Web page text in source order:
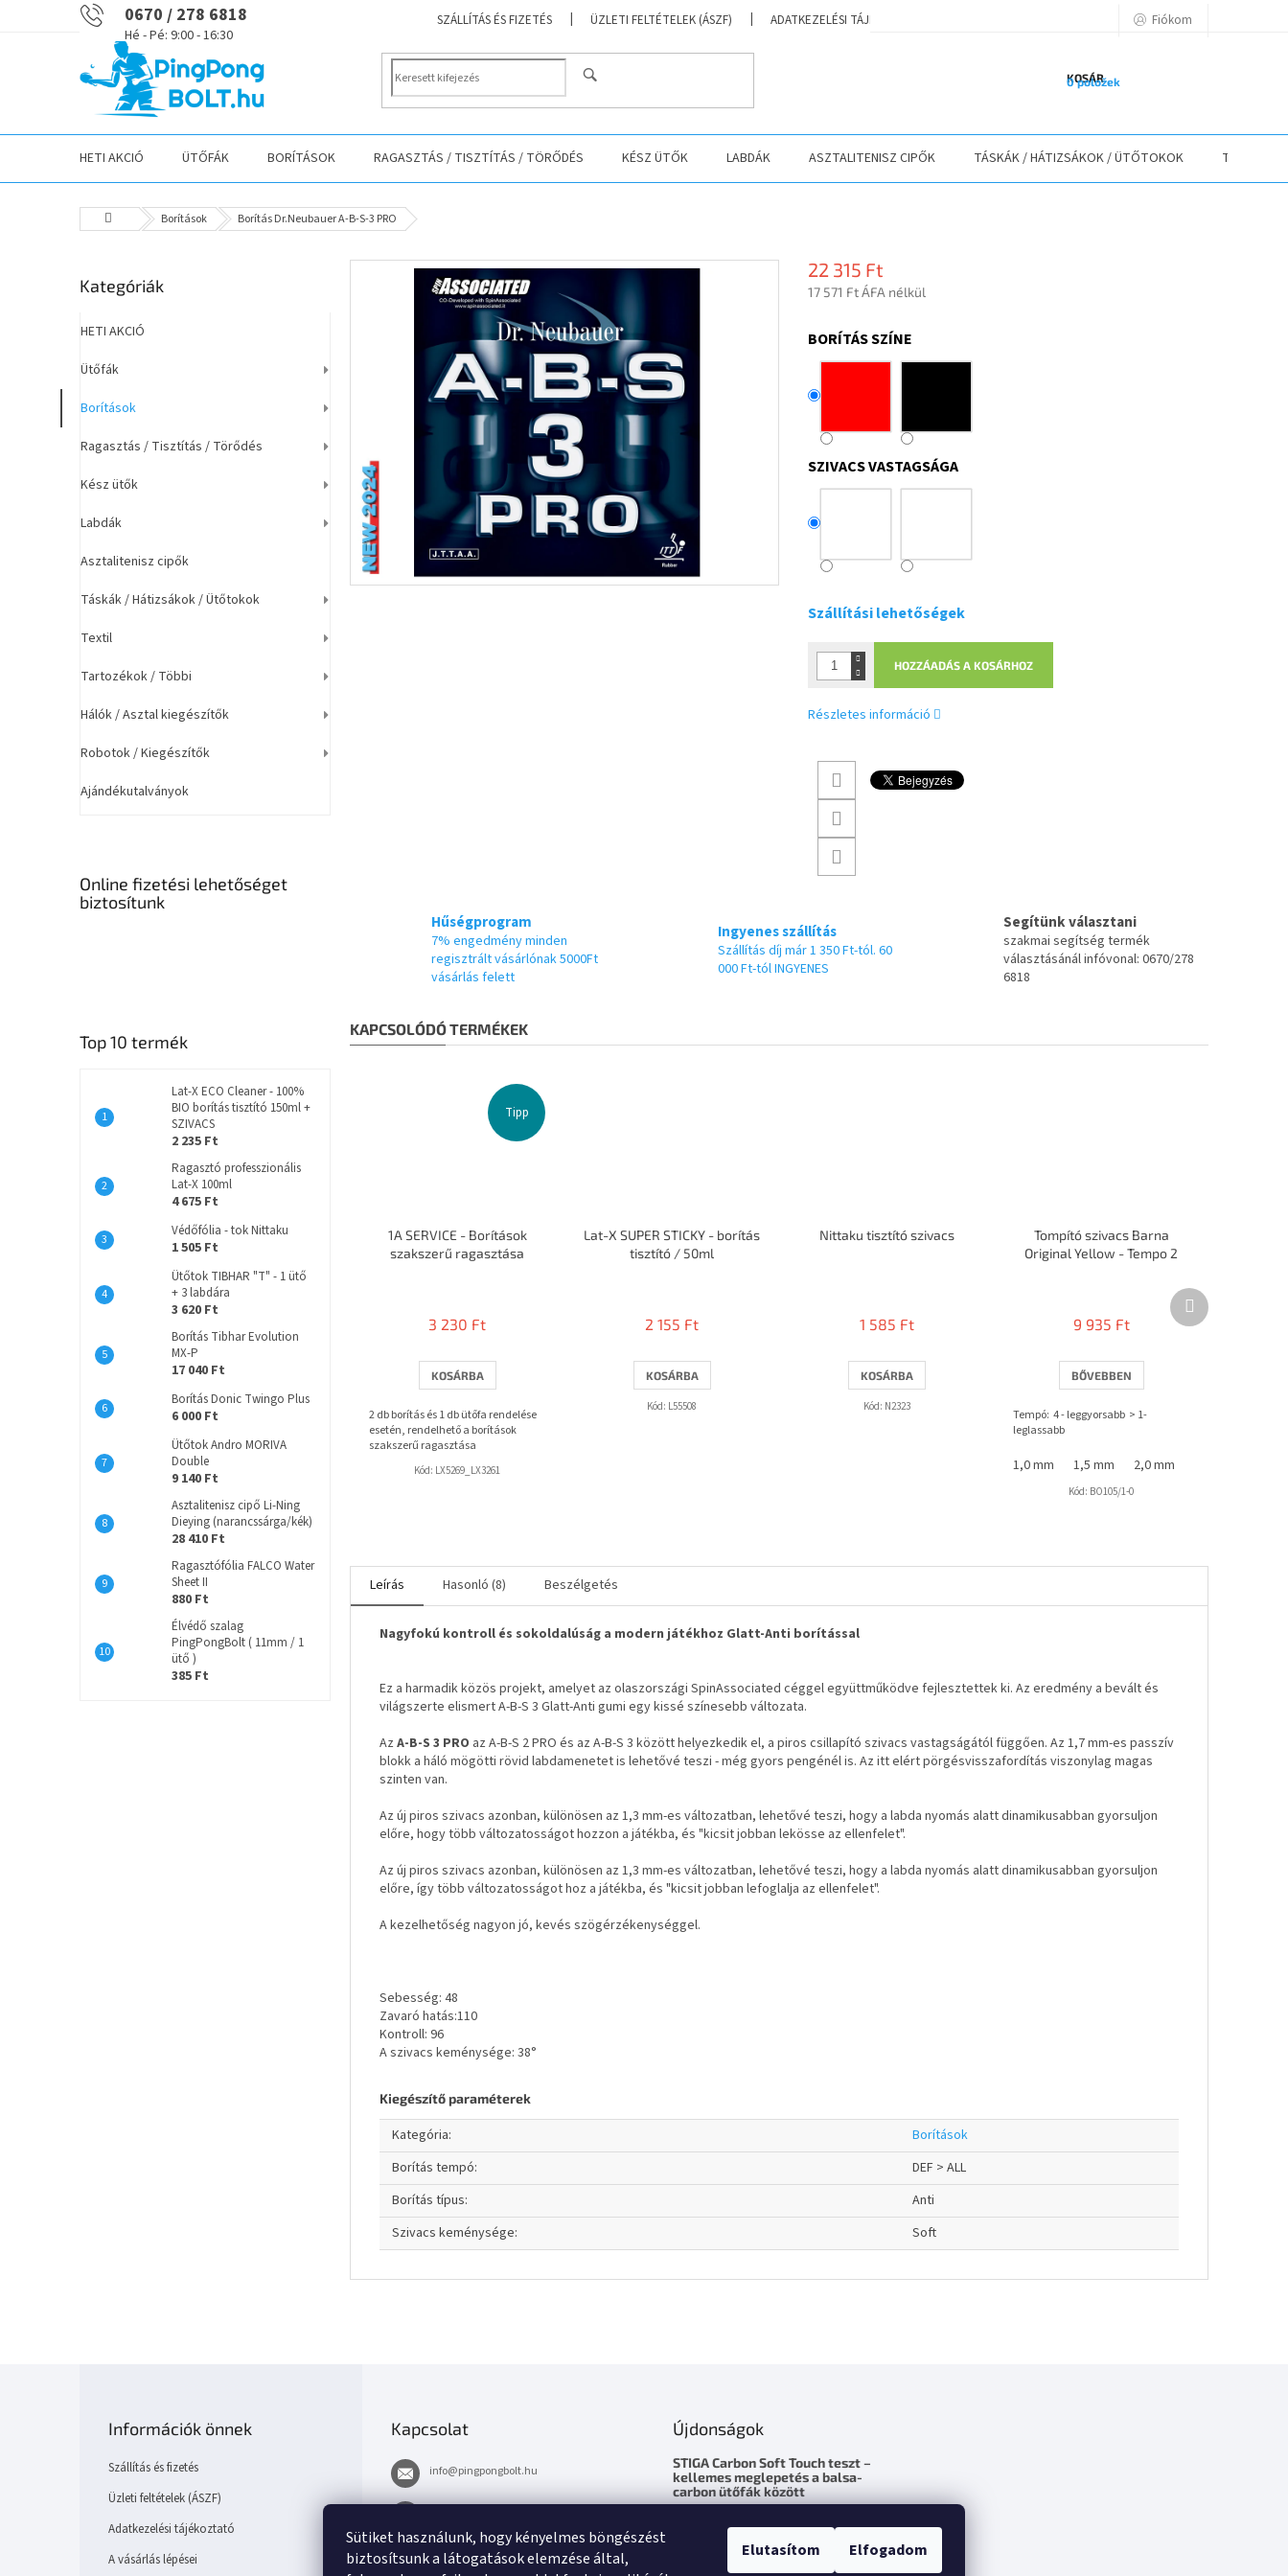
Sütiket használunk, hogy kényelmes böngészést
biztosítsunk a látogatások elemzése által,
Elutasítom Elfogadom
0670 / 278 6818 SZÁLLÍTÁS ÉS FIZETÉS ÜZLETI FELTÉTELEK (ÁSZF) ADATKEZELÉSI TÁJÉKOZTATÓ ELÉRHETŐSÉGEK
Fiókom
KOSÁR
0 položek
HETI AKCIÓ ÜTŐFÁK BORÍTÁSOK RAGASZTÁS / TISZTÍTÁS / TÖRŐDÉS KÉSZ ÜTŐK LABDÁK ASZTALITENISZ CIPŐK TÁSKÁK / HÁTIZSÁKOK / ÜTŐTOKOK TEXTIL
KezdőlapBorítások Borítás Dr.Neubauer A-B-S-3 PRO
l
a
s
p
a
e
Kategóriák
Kategóriák
HETI AKCIÓ
Ütőfák
Borítások
Ragasztás / Tisztítás / Törődés
Kész ütők
Labdák
Asztalitenisz cipők
Táskák / Hátizsákok / Ütőtokok
Textil
Tartozékok / Többi
Hálók / Asztal kiegészítők
Robotok / Kiegészítők
Ajándékutalványok
Online fizetési lehetőséget
biztosítunk
Top 10 termék
Lat-X ECO Cleaner - 100%
BIO borítás tisztító 150ml +
SZIVACS
2 235 Ft
Ragasztó professzionális
Lat-X 100ml
4 675 Ft
Védőfólia - tok Nittaku
1 505 Ft
Ütőtok TIBHAR "T" - 1 ütő
+ 3 labdára
3 620 Ft
Borítás Tibhar Evolution
MX-P
17 040 Ft
Borítás Donic Twingo Plus
6 000 Ft
Ütőtok Andro MORIVA
Double
9 140 Ft
Asztalitenisz cipő Li-Ning
Dieying (narancssárga/kék)
28 410 Ft
Ragasztófólia FALCO Water
Sheet II
880 Ft
Élvédő szalag
PingPongBolt ( 11mm / 1
ütő )
385 Ft
22 315 Ft
17 571 Ft ÁFA nélkül
BORÍTÁS SZÍNE
SZIVACS VASTAGSÁGA
Szállítási lehetőségek
HOZZÁADÁS A KOSÁRHOZ
Részletes információ
Hűségprogram
7% engedmény minden
regisztrált vásárlónak 5000Ft
vásárlás felett
Ingyenes szállítás
Szállítás díj már 1 350 Ft-tól. 60
000 Ft-tól INGYENES
Segítünk választani
szakmai segítség termék
választásánál infóvonal: 0670/278
6818
KAPCSOLÓDÓ TERMÉKEK
Tipp
1A SERVICE - Borítások
szakszerű ragasztása
átlagos
értékelése
ből
3,7
csillag.
3 230 Ft
KOSÁRBA
2 db borítás és 1 db ütőfa rendelése
esetén, rendelhető a borítások
szakszerű ragasztása
Kód: LX5269_LX3261
Lat-X SUPER STICKY - borítás
tisztító / 50ml
2 155 Ft
KOSÁRBA
Kód: L55508
Nittaku tisztító szivacs
1 585 Ft
KOSÁRBA
Kód: N2323
Tompító szivacs Barna
Original Yellow - Tempo 2
9 935 Ft
BŐVEBBEN
Tempó: 4 - leggyorsabb > 1-
leglassabb
1,0 mm 1,5 mm 2,0 mm
Kód: BO105/1-0
Következő
termék
Leírás Hasonló (8) Beszélgetés
Nagyfokú kontroll és sokoldalúság a modern játékhoz Glatt-Anti borítással
Ez a harmadik közös projekt, amelyet az olaszországi SpinAssociated céggel együttműködve fejlesztettek ki. Az eredmény a bevált és
világszerte elismert A-B-S 3 Glatt-Anti gumi egy kissé színesebb változata.
Az A-B-S 3 PRO az A-B-S 2 PRO és az A-B-S 3 között helyezkedik el, a piros csillapító szivacs vastagságától függően. Az 1,7 mm-es passzív
blokk a háló mögötti rövid labdamenetet is lehetővé teszi - még gyors pengénél is. Az itt elért pörgésvisszafordítás viszonylag magas
szinten van.
Az új piros szivacs azonban, különösen az 1,3 mm-es változatban, lehetővé teszi, hogy a labda nyomás alatt dinamikusabban gyorsuljon
előre, hogy több változatosságot hozzon a játékba, és "kicsit jobban lekösse az ellenfelet".
Az új piros szivacs azonban, különösen az 1,3 mm-es változatban, lehetővé teszi, hogy a labda nyomás alatt dinamikusabban gyorsuljon
előre, így több változatosságot hoz a játékba, és "kicsit jobban lefoglalja az ellenfelet".
A kezelhetőség nagyon jó, kevés szögérzékenységgel.
Sebesség: 48
Zavaró hatás:110
Kontroll: 96
A szivacs keménysége: 38°
Kiegészítő paraméterek
Kategória:
Borítások
Borítás tempó:
DEF > ALL
Borítás típus:
Anti
Szivacs keménysége: Soft
Információk önnek
Szállítás és fizetés
Üzleti feltételek (ÁSZF)
Adatkezelési tájékoztató
A vásárlás lépései
Kapcsolat
info@pingpongbolt.hu
Újdonságok
STIGA Carbon Soft Touch teszt –
kellemes meglepetés a balsa-
carbon ütőfák között
meglepetés a balsa-carbon ütőfák